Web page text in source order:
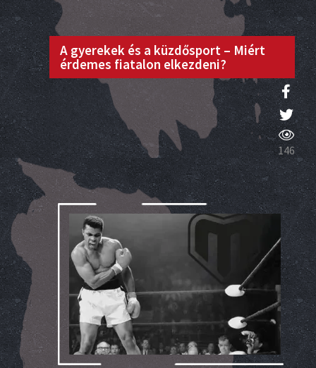
A gyerekek és a küzdősport – Miért
érdemes fiatalon elkezdeni?
146